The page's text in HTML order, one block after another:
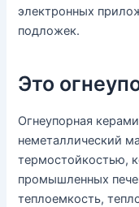
электронных
подложек.
Это
Огнеупорная
неметаллический
термостойкостью,
промышленных
теплоемкость,